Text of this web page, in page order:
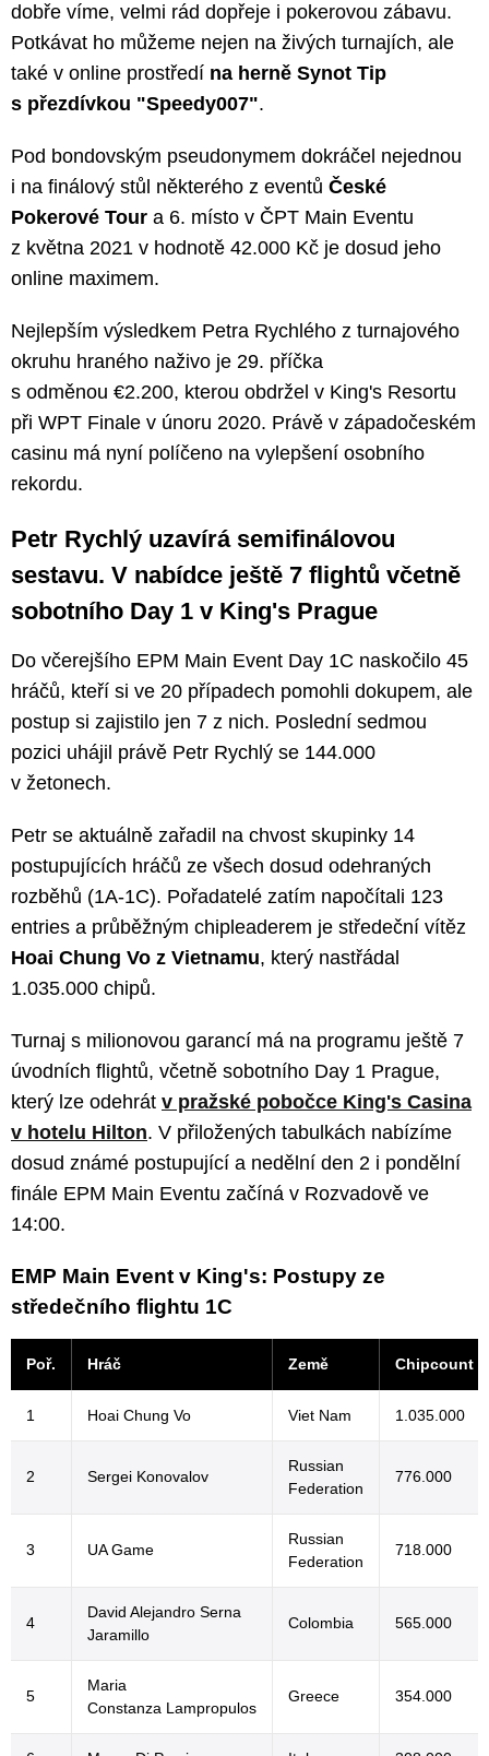
dobře víme, velmi rád dopřeje i pokerovou zábavu.
Potkávat ho můžeme nejen na živých turnajích, ale
také v online prostředí na herně Synot Tip
s přezdívkou "Speedy007".
Pod bondovským pseudonymem dokráčel nejednou
i na finálový stůl některého z eventů České
Pokerové Tour a 6. místo v ČPT Main Eventu
z května 2021 v hodnotě 42.000 Kč je dosud jeho
online maximem.
Nejlepším výsledkem Petra Rychlého z turnajového
okruhu hraného naživo je 29. příčka
s odměnou €2.200, kterou obdržel v King's Resortu
při WPT Finale v únoru 2020. Právě v západočeském
casinu má nyní políčeno na vylepšení osobního
rekordu.
Petr Rychlý uzavírá semifinálovou
sestavu. V nabídce ještě 7 flightů včetně
sobotního Day 1 v King's Prague
Do včerejšího EPM Main Event Day 1C naskočilo 45
hráčů, kteří si ve 20 případech pomohli dokupem, ale
postup si zajistilo jen 7 z nich. Poslední sedmou
pozici uhájil právě Petr Rychlý se 144.000
v žetonech.
Petr se aktuálně zařadil na chvost skupinky 14
postupujících hráčů ze všech dosud odehraných
rozběhů (1A-1C). Pořadatelé zatím napočítali 123
entries a průběžným chipleaderem je středeční vítěz
Hoai Chung Vo z Vietnamu, který nastřádal
1.035.000 chipů.
Turnaj s milionovou garancí má na programu ještě 7
úvodních flightů, včetně sobotního Day 1 Prague,
který lze odehrát v pražské pobočce King's Casina
v hotelu Hilton. V přiložených tabulkách nabízíme
dosud známé postupující a nedělní den 2 i pondělní
finále EPM Main Eventu začíná v Rozvadově ve
14:00.
EMP Main Event v King's: Postupy ze
středečního flightu 1C
Poř. Hráč Země Chipcount
1 Hoai Chung Vo Viet Nam 1.035.000
2 Sergei Konovalov
Russian
Federation
776.000
3 UA Game
Russian
Federation
718.000
4
David Alejandro Serna
Jaramillo
Colombia 565.000
5
Maria
Constanza Lampropulos
Greece 354.000